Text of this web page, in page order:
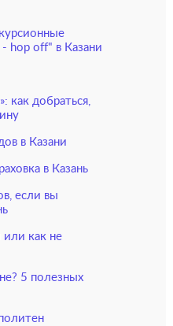
hop off" в Казани
как добраться,
в Казани
в Казань
если вы
или как не
5 полезных